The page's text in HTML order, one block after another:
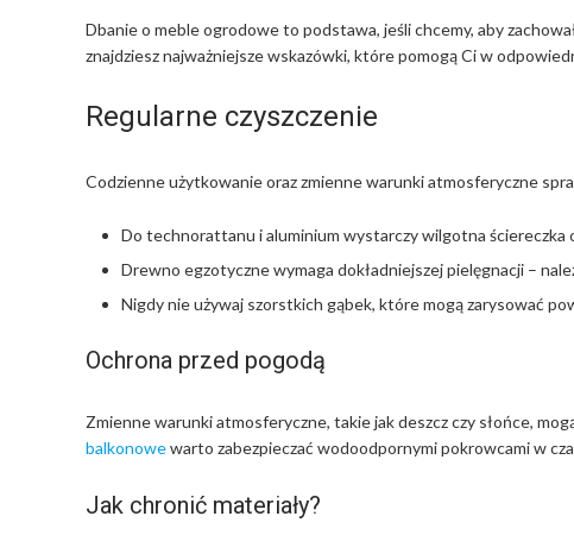
Dbanie o meble ogrodowe to podstawa, jeśli chcemy, aby
znajdziesz najważniejsze wskazówki, które pomogą Ci w
Regularne czyszczenie
Codzienne użytkowanie oraz zmienne warunki atmosferyczne
Do technorattanu i aluminium wystarczy wilgotna
Drewno egzotyczne wymaga dokładniejszej pielęgnacji –
Nigdy nie używaj szorstkich gąbek, które mogą zarysować
Ochrona przed pogodą
Zmienne warunki atmosferyczne, takie jak deszcz czy słońce,
balkonowewarto zabezpieczać wodoodpornymi pokrowcami w
Jak chronić materiały?